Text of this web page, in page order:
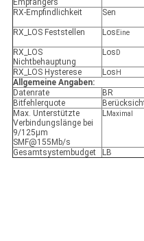
Empfängers
RX-Empfindlichkeit Sen
RX_LOS Feststellen Los Eine
RX_LOS
Nichtbehauptung
Los D
RX_LOS Hysterese Los H
Allgemeine Angaben:
Datenrate
BR
Bitfehlerquote
Max. Unterstützte
Verbindungslänge bei
9/125μm
SMF@155Mb/s
LMaximal
Gesamtsystembudget LB